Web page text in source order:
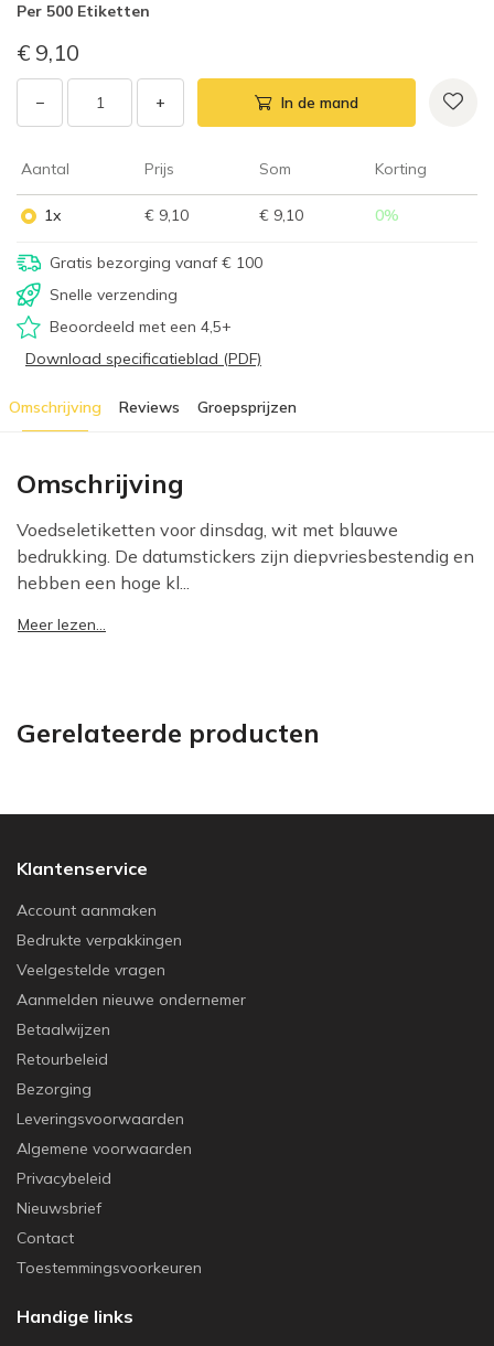
Per 500 Etiketten
€ 9,10
− + In de mand
Aantal Prijs Som Korting
1x € 9,10 € 9,10 0%
Gratis bezorging vanaf € 100
Snelle verzending
Beoordeeld met een 4,5+
Download specificatieblad (PDF)
Omschrijving Reviews Groepsprijzen
Omschrijving
Voedseletiketten voor dinsdag, wit met blauwe
bedrukking. De datumstickers zijn diepvriesbestendig en
hebben een hoge kl...
Meer lezen...
Gerelateerde producten
Klantenservice
Account aanmaken
Bedrukte verpakkingen
Veelgestelde vragen
Aanmelden nieuwe ondernemer
Betaalwijzen
Retourbeleid
Bezorging
Leveringsvoorwaarden
Algemene voorwaarden
Privacybeleid
Nieuwsbrief
Contact
Toestemmingsvoorkeuren
Handige links